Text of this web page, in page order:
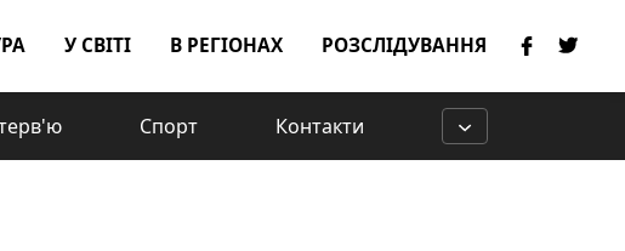
У СВІТІ В РЕГІОНАХ РОЗСЛІДУВАННЯ
Спорт Контакти